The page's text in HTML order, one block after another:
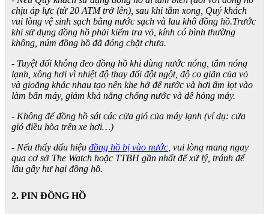
chịu áp lực (từ 20 ATM trở lên), sau khi tắm xong, Quý khách
vui lòng vệ sinh sạch bằng nước sạch và lau khô đồng hồ.Trước
khi sử dụng đồng hồ phải kiểm tra vỏ, kính có bình thường
không, núm đồng hồ đã đóng chặt chưa.
- Tuyệt đối không đeo đồng hồ khi dùng nước nóng, tắm nóng
lạnh, xông hơi vì nhiệt độ thay đổi đột ngột, độ co giãn của vỏ
và gioăng khác nhau tạo nên khe hở để nước và hơi ẩm lọt vào
làm bẩn máy, giảm khả năng chống nước và dễ hỏng máy.
- Không để đồng hồ sát các cửa gió của máy lạnh (ví dụ: cửa
gió điều hòa trên xe hơi…)
- Nếu thấy dấu hiệu đồng hồ bị vào nước , vui lòng mang ngay
qua cơ sở The Watch hoặc TTBH gần nhất để xử lý, tránh để
lâu gây hư hại đồng hồ.
2. PIN ĐỒNG HỒ